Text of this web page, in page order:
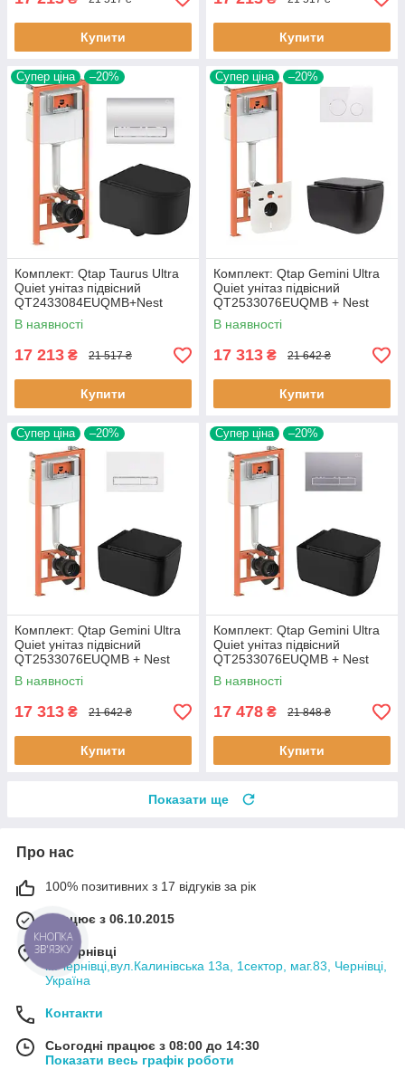
Купити Купити
Супер ціна –20%
Комплект: Qtap Taurus Ultra
Quiet унітаз підвісний
QT2433084EUQMB+Nest
комплект інсталяції 4в1
(Кавіша
В наявності
17 213 ₴ 21 517 ₴
Купити
Супер ціна –20%
Комплект: Qtap Gemini Ultra
Quiet унітаз підвісний
QT2533076EUQMB + Nest
комплект інсталяції 4в1
(Кавіша
В наявності
17 313 ₴ 21 642 ₴
Купити
Супер ціна –20%
Комплект: Qtap Gemini Ultra
Quiet унітаз підвісний
QT2533076EUQMB + Nest
комплект інсталяції 4в1
(Кавіша
В наявності
17 313 ₴ 21 642 ₴
Купити
Супер ціна –20%
Комплект: Qtap Gemini Ultra
Quiet унітаз підвісний
QT2533076EUQMB + Nest
комплект інсталяції 4в1
(Кавіша
В наявності
17 478 ₴ 21 848 ₴
Купити
Показати ще
Про нас
100% позитивних з 17 відгуків за рік
Працює з 06.10.2015
м. Чернівці
м.Чернівці,вул.Калинівська 13а, 1сектор, маг.83, Чернівці,
Україна
Контакти
Сьогодні працює з 08:00 до 14:30
Показати весь графік роботи
КНОПКА
ЗВ'ЯЗКУ